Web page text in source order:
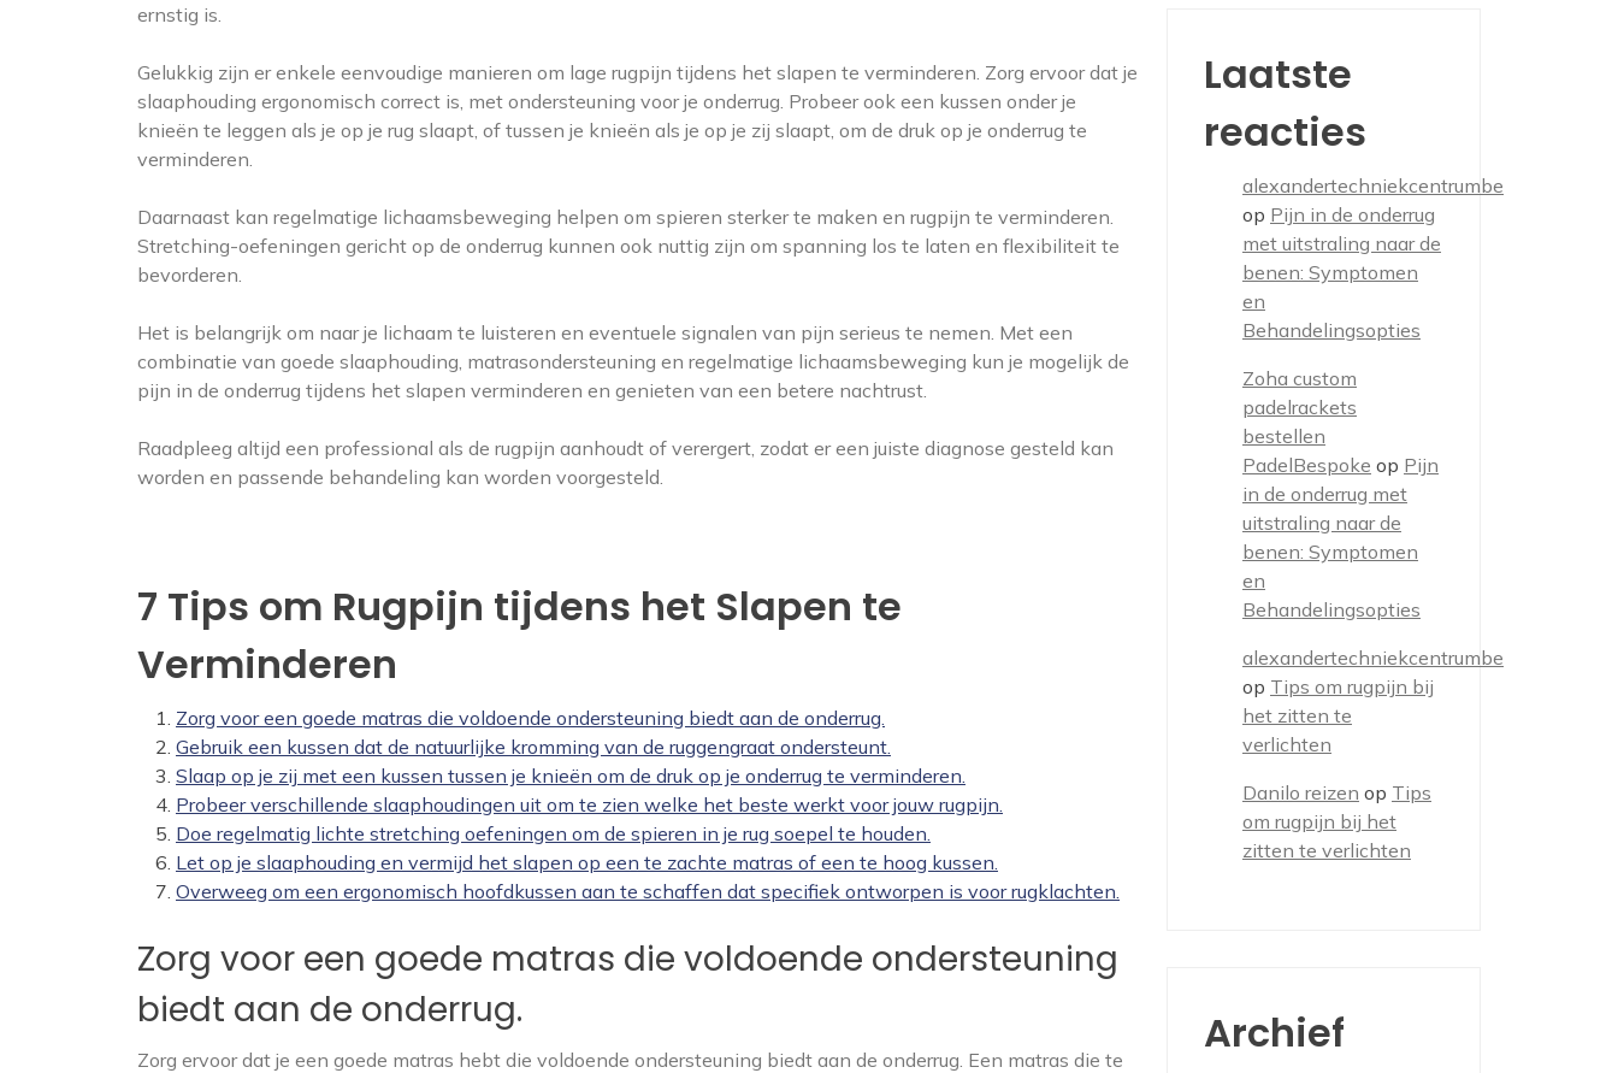
ernstig is.
Gelukkig zijn er enkele eenvoudige manieren om lage rugpijn tijdens het slapen te verminderen. Zorg ervoor dat je
slaaphouding ergonomisch correct is, met ondersteuning voor je onderrug. Probeer ook een kussen onder je
knieën te leggen als je op je rug slaapt, of tussen je knieën als je op je zij slaapt, om de druk op je onderrug te
verminderen.
Daarnaast kan regelmatige lichaamsbeweging helpen om spieren sterker te maken en rugpijn te verminderen.
Stretching-oefeningen gericht op de onderrug kunnen ook nuttig zijn om spanning los te laten en flexibiliteit te
bevorderen.
Het is belangrijk om naar je lichaam te luisteren en eventuele signalen van pijn serieus te nemen. Met een
combinatie van goede slaaphouding, matrasondersteuning en regelmatige lichaamsbeweging kun je mogelijk de
pijn in de onderrug tijdens het slapen verminderen en genieten van een betere nachtrust.
Raadpleeg altijd een professional als de rugpijn aanhoudt of verergert, zodat er een juiste diagnose gesteld kan
worden en passende behandeling kan worden voorgesteld.
7 Tips om Rugpijn tijdens het Slapen te
Verminderen
Zorg voor een goede matras die voldoende ondersteuning biedt aan de onderrug.
Gebruik een kussen dat de natuurlijke kromming van de ruggengraat ondersteunt.
Slaap op je zij met een kussen tussen je knieën om de druk op je onderrug te verminderen.
Probeer verschillende slaaphoudingen uit om te zien welke het beste werkt voor jouw rugpijn.
Doe regelmatig lichte stretching oefeningen om de spieren in je rug soepel te houden.
Let op je slaaphouding en vermijd het slapen op een te zachte matras of een te hoog kussen.
Overweeg om een ergonomisch hoofdkussen aan te schaffen dat specifiek ontworpen is voor rugklachten.
Zorg voor een goede matras die voldoende ondersteuning
biedt aan de onderrug.
Zorg ervoor dat je een goede matras hebt die voldoende ondersteuning biedt aan de onderrug. Een matras die te
Laatste
reacties
alexandertechniekcentrumbe
op Pijn in de onderrug
met uitstraling naar de
benen: Symptomen
en
Behandelingsopties
Zoha custom
padelrackets
bestellen
PadelBespoke op Pijn
in de onderrug met
uitstraling naar de
benen: Symptomen
en
Behandelingsopties
alexandertechniekcentrumbe
op Tips om rugpijn bij
het zitten te
verlichten
Danilo reizen op Tips
om rugpijn bij het
zitten te verlichten
Archief